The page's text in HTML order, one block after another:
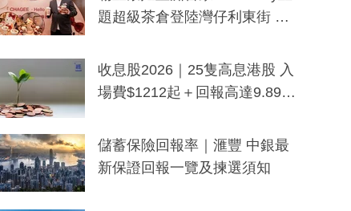
題超級茶倉登陸灣仔利東街 推
y及香港限定特調系列
收息股2026｜25隻高息港股 入
場費$1212起＋回報高達9.89
儲蓄保險回報率｜滙豐 中銀最
新保證回報一覽及揀選須知